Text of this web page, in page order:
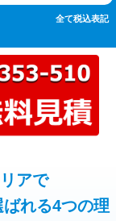
円~
円
円
円
円
円
円
円
円
円
全て税込表記
アで
れる4つの理